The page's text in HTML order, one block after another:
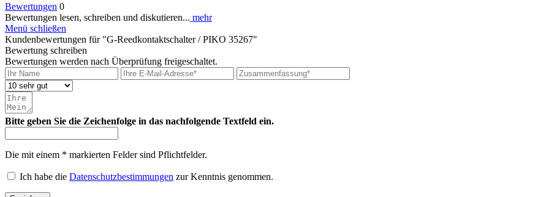
Bewertungen 0
Bewertungen lesen, schreiben und diskutieren... mehr
Menü schließen
Kundenbewertungen für "G-Reedkontaktschalter / PIKO 35267"
Bewertung schreiben
Bewertungen werden nach Überprüfung freigeschaltet.
Bitte geben Sie die Zeichenfolge in das nachfolgende Textfeld ein.
Die mit einem * markierten Felder sind Pflichtfelder.
Ich habe die Datenschutzbestimmungen zur Kenntnis genommen.